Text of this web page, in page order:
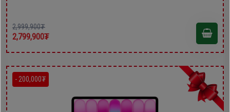
2,999,900₮
2,799,900₮
- 200,000₮